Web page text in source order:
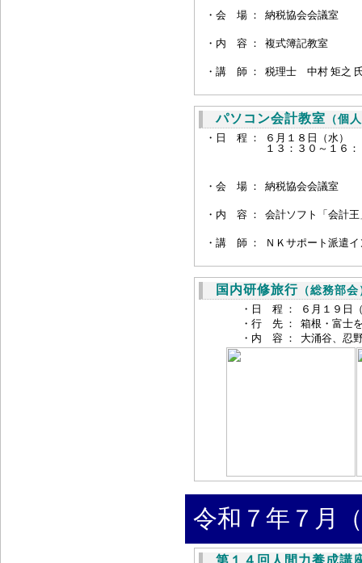
・会 場 ： 納税協会会議室
・ 内 容 ： 複式簿記教室
・講 師 ： 税理士 中村 矩之
パソコン会計教室 （個
・日 程 ：
６月１８日（水）
１３：３０～１６
・会 場 ： 納税協会会議室
・ 内 容 ： 会計ソフト「会計
・ 講 師 ： ＮＫサポート派遣
国内研修旅行（総務部会
・日 程 ：
６月１９日
・行 先 ：
箱根・富士
・内 容 ：
大涌谷、忍
令和７年７月
第１４回人間力養成講